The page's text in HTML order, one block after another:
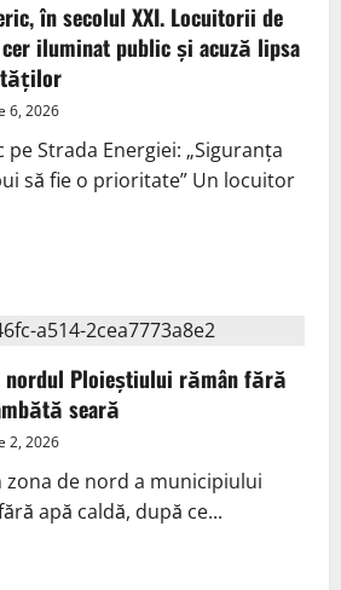
în secolul XXI. Locuitorii de
cer iluminat public și acuză lipsa
6, 2026
Strada Energiei: „Siguranța
să fie o prioritate” Un locuitor
nordul Ploieștiului rămân fără
seară
2, 2026
zona de nord a municipiului
apă caldă, după ce...